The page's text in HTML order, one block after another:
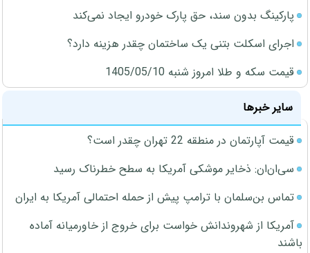
پارکینگ بدون سند، حق پارک خودرو ایجاد نمی‌کند
اجرای اسکلت بتنی یک ساختمان چقدر هزینه دارد؟
قیمت سکه و طلا امروز شنبه 1405/05/10
سایر خبرها
قیمت آپارتمان در منطقه 22 تهران چقدر است؟
سی‌ان‌ان: ذخایر موشکی آمریکا به سطح خطرناک رسید
تماس بن‌سلمان با ترامپ پیش از حمله احتمالی آمریکا به ایران
آمریکا از شهروندانش خواست برای خروج از خاورمیانه آماده
باشند